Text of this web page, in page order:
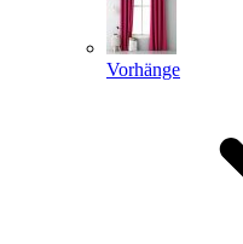
Vorhänge